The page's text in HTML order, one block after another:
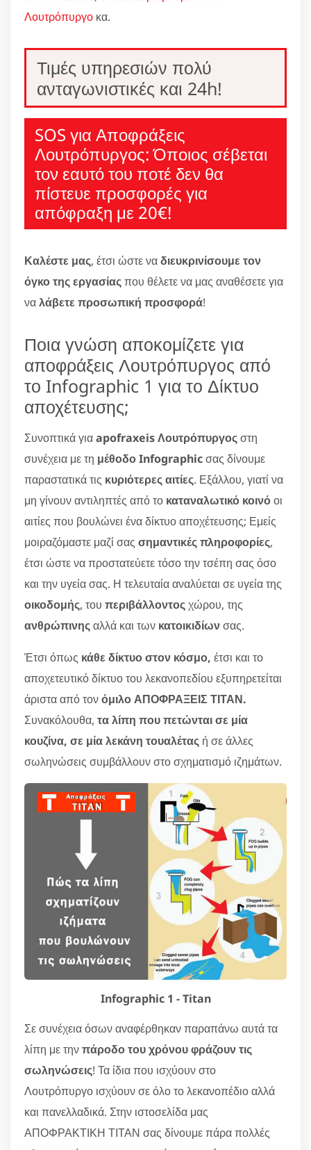
Λουτρόπυργο κα.
Τιμές υπηρεσιών πολύ
ανταγωνιστικές και 24h!
SOS για Αποφράξεις
Λουτρόπυργος: Όποιος σέβεται
τον εαυτό του ποτέ δεν θα
πίστευε προσφορές για
απόφραξη με 20€!
Καλέστε μας, έτσι ώστε ναδιευκρινίσουμε τον
όγκο της εργασίαςπου θέλετε να μας αναθέσετε για
ναλάβετε προσωπική προσφορά!
Ποια γνώση αποκομίζετε για
αποφράξεις Λουτρόπυργος από
το Infographic 1 για το Δίκτυο
αποχέτευσης;
Συνοπτικά γιαapofraxeis Λουτρόπυργοςστη
συνέχεια με τη μέθοδο Infographicσας δίνουμε
παραστατικά τις κυριότερες αιτίες. Εξάλλου, γιατί να
μη γίνουν αντιληπτές από το καταναλωτικό κοινόοι
αιτίες που βουλώνει ένα δίκτυο αποχέτευσης; Εμείς
μοιραζόμαστε μαζί σας σημαντικές πληροφορίες,
έτσι ώστε να προστατεύετε τόσο την τσέπη σας όσο
και την υγεία σας. Η τελευταία αναλύεται σε υγεία της
οικοδομής, του περιβάλλοντοςχώρου, της
ανθρώπινηςαλλά και των κατοικιδίωνσας.
Έτσι όπως κάθε δίκτυο στον κόσμο, έτσι και το
αποχετευτικό δίκτυο του λεκανοπεδίου εξυπηρετείται
άριστα από τονόμιλο ΑΠΟΦΡΑΞΕΙΣ ΤΙΤΑΝ.
Συνακόλουθα, τα λίπη που πετώνται σε μία
κουζίνα, σε μία λεκάνη τουαλέτας ή σε άλλες
σωληνώσεις συμβάλλουν στο σχηματισμό ιζημάτων.
Infographic 1 - Titan
Σε συνέχεια όσων αναφέρθηκαν παραπάνω αυτά τα
λίπη με τηνπάροδο του χρόνου φράζουν τις
σωληνώσεις! Τα ίδια που ισχύουν στο
Λουτρόπυργο ισχύουν σε όλο το λεκανοπέδιο αλλά
και πανελλαδικά. Στην ιστοσελίδα μας
ΑΠΟΦΡΑΚΤΙΚΗ ΤΙΤΑΝ σας δίνουμε πάρα πολλές